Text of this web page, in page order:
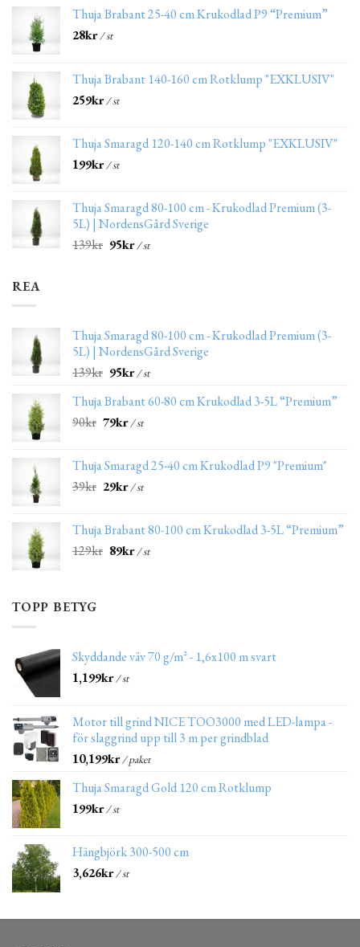
Thuja Brabant 25-40 cm Krukodlad P9 “Premium”
28kr/ st
Thuja Brabant 140-160 cm Rotklump "EXKLUSIV"
259kr/ st
Thuja Smaragd 120-140 cm Rotklump "EXKLUSIV"
199kr/ st
Thuja Smaragd 80-100 cm - Krukodlad Premium (3-
5L) | NordensGård Sverige
139kr 95kr/ st
REA
Thuja Smaragd 80-100 cm - Krukodlad Premium (3-
5L) | NordensGård Sverige
139kr 95kr/ st
Thuja Brabant 60-80 cm Krukodlad 3-5L “Premium”
90kr 79kr/ st
Thuja Smaragd 25-40 cm Krukodlad P9 "Premium"
39kr 29kr/ st
Thuja Brabant 80-100 cm Krukodlad 3-5L “Premium”
129kr 89kr/ st
TOPP BETYG
Skyddande väv 70 g/m² - 1,6x100 m svart
1,199kr/ st
Motor till grind NICE TOO3000 med LED-lampa -
för slaggrind upp till 3 m per grindblad
10,199kr/ paket
Thuja Smaragd Gold 120 cm Rotklump
199kr/ st
Hängbjörk 300-500 cm
3,626kr/ st